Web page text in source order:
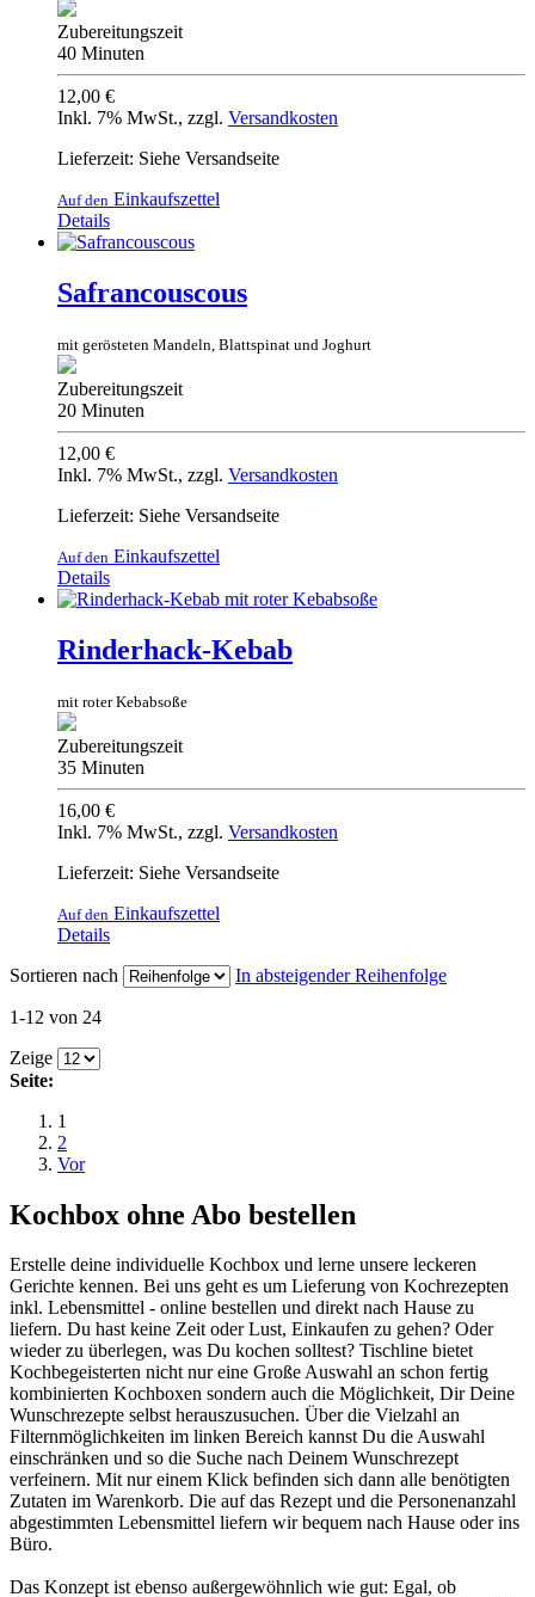
Zubereitungszeit
40 Minuten
12,00 €
Inkl. 7% MwSt., zzgl. Versandkosten
Lieferzeit: Siehe Versandseite
Auf den Einkaufszettel
Details
Safrancouscous
mit gerösteten Mandeln, Blattspinat und Joghurt
Zubereitungszeit
20 Minuten
12,00 €
Inkl. 7% MwSt., zzgl. Versandkosten
Lieferzeit: Siehe Versandseite
Auf den Einkaufszettel
Details
Rinderhack-Kebab
mit roter Kebabsoße
Zubereitungszeit
35 Minuten
16,00 €
Inkl. 7% MwSt., zzgl. Versandkosten
Lieferzeit: Siehe Versandseite
Auf den Einkaufszettel
Details
Sortieren nach
In absteigender Reihenfolge
1-12 von 24
Zeige
Seite:
1
2
Vor
Kochbox ohne Abo bestellen
Erstelle deine individuelle Kochbox und lerne unsere leckeren
Gerichte kennen. Bei uns geht es um Lieferung von Kochrezepten
inkl. Lebensmittel - online bestellen und direkt nach Hause zu
liefern. Du hast keine Zeit oder Lust, Einkaufen zu gehen? Oder
wieder zu überlegen, was Du kochen solltest? Tischline bietet
Kochbegeisterten nicht nur eine Große Auswahl an schon fertig
kombinierten Kochboxen sondern auch die Möglichkeit, Dir Deine
Wunschrezepte selbst herauszusuchen. Über die Vielzahl an
Filternmöglichkeiten im linken Bereich kannst Du die Auswahl
einschränken und so die Suche nach Deinem Wunschrezept
verfeinern. Mit nur einem Klick befinden sich dann alle benötigten
Zutaten im Warenkorb. Die auf das Rezept und die Personenanzahl
abgestimmten Lebensmittel liefern wir bequem nach Hause oder ins
Büro.
Das Konzept ist ebenso außergewöhnlich wie gut: Egal, ob